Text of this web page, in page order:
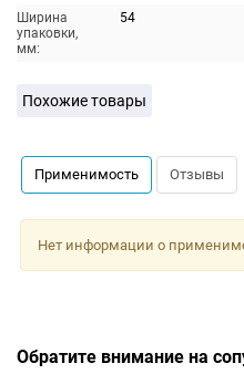
Ширина
упаковки,
мм:
54
Похожие товары
Применимость Отзывы
Нет информации о
Обратите внимание на